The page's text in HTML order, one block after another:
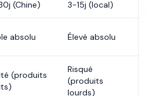
(Chine) 3-15j (local)
absolu Élevé absolu
(produits
Risqué
(produits
lourds)